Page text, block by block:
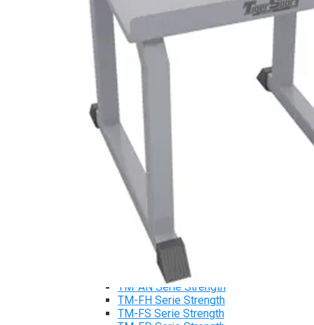
Strength Spirit
SP3 Serie Strength Spirit
SP4 Serie Strength Spirit
Robot Spirit
Free weight Spirit
Tiger Sport Serie
Cardio Tiger Sport
Máy chạy bộ Tiger Sport
Xe đạp tập Tiger Sport
Xe đạp ngồi có tựa lưng Tiger Sport
Máy trượt tuyết Tiger Sport
Máy chèo thuyền Tiger Sport
Strength Tiger Sport
TGP Serie Strength
TGP 20 Serie Strength
TGS Serie Strength
TGF Serie Strength
TM Serie Strength
TM-FB Serie Strength
TM-FD Serie Strength
TM-C Serie Strength
TM-AN Serie Strength
TM-FH Serie Strength
TM-FS Serie Strength